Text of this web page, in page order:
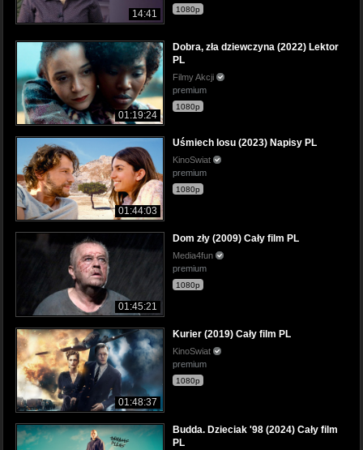
14:41 1080p
01:19:24
Dobra, zła dziewczyna (2022) Lektor
PL
Filmy Akcji
premium
1080p
01:44:03
Uśmiech losu (2023) Napisy PL
KinoSwiat
premium
1080p
01:45:21
Dom zły (2009) Cały film PL
Media4fun
premium
1080p
01:48:37
Kurier (2019) Cały film PL
KinoSwiat
premium
1080p
Budda. Dzieciak '98 (2024) Cały film
PL